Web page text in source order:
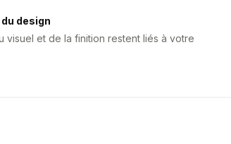
design
visuel et de la finition restent liés à votre